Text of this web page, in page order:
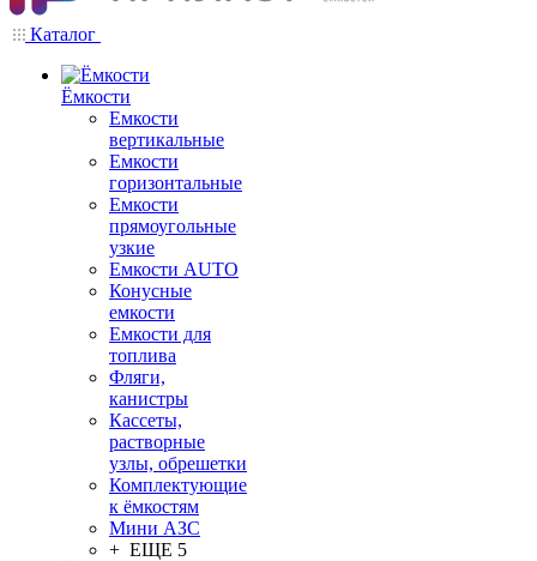
Каталог
Ёмкости
Емкости
вертикальные
Емкости
горизонтальные
Емкости
прямоугольные
узкие
Емкости АUТО
Конусные
емкости
Емкости для
топлива
Фляги,
канистры
Кассеты,
растворные
узлы, обрешетки
Комплектующие
к ёмкостям
Мини АЗС
+ ЕЩЕ 5